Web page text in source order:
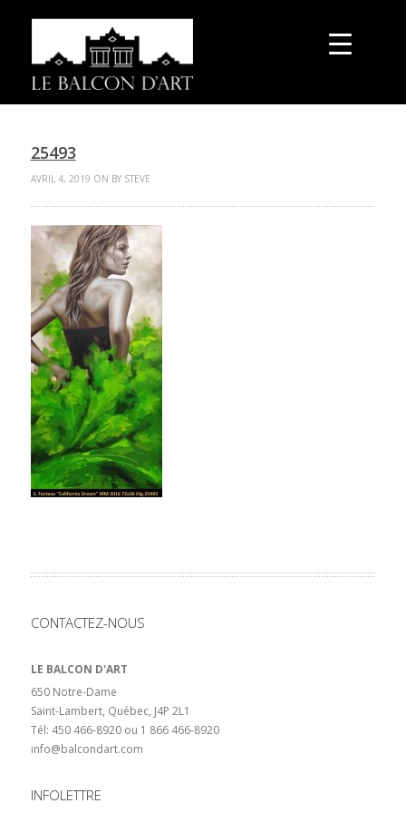
25493
AVRIL 4, 2019 ON BY STEVE
CONTACTEZ-NOUS
LE BALCON D'ART
650 Notre-Dame
Saint-Lambert, Québec, J4P 2L1
Tél: 450 466-8920 ou 1 866 466-8920
info@balcondart.com
INFOLETTRE